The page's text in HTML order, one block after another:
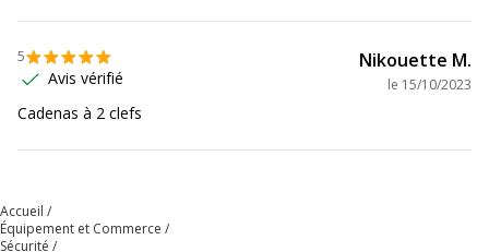
5
Avis vérifié
Nikouette M.
le 15/10/2023
Cadenas à 2 clefs
Accueil
Équipement et Commerce
Sécurité